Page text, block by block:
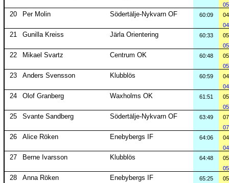
20 Per Molin Södertälje-Nykvarn OF 60:09
21 Gunilla Kreiss Järla Orientering 60:33
22 Mikael Svartz Centrum OK 60:48
23 Anders Svensson Klubblös 60:59
24 Olof Granberg Waxholms OK 61:51
25 Svante Sandberg Södertälje-Nykvarn OF 63:49
26 Alice Röken Enebybergs IF 64:06
27 Berne Ivarsson Klubblös 64:48
28 Anna Röken Enebybergs IF 65:25